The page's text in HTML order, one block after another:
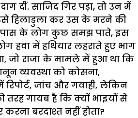
दीं. साजिद गिर पड़ा, तो उन में
हिलाडुला कर उस के मरने की
के लोग कुछ समझ पाते, इस
हवा में हथियार लहराते हुए भाग
जो राजा के मामले में हुआ था कि
व्यवस्था को कोसना,
रिपोर्ट, जांच और गवाही, लेकिन
तरह गायब है कि क्यों भाइयों से
बरदाश्त नहीं होता?